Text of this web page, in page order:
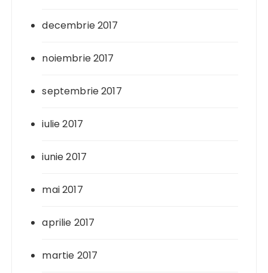
decembrie 2017
noiembrie 2017
septembrie 2017
iulie 2017
iunie 2017
mai 2017
aprilie 2017
martie 2017